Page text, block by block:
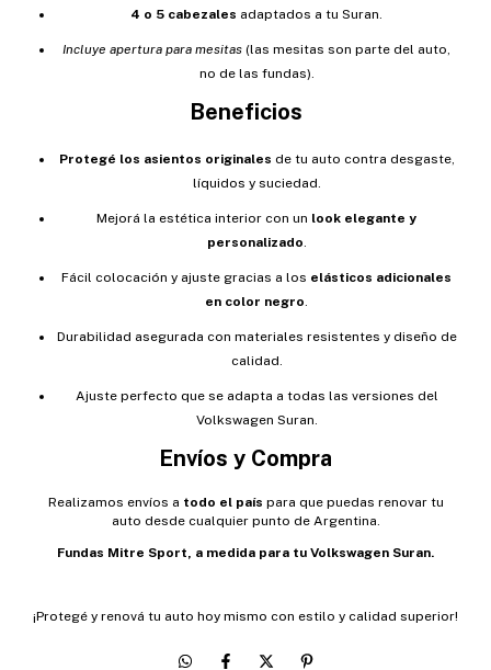
4 o 5 cabezales adaptados a tu Suran.
Incluye apertura para mesitas (las mesitas son parte del auto,
no de las fundas).
Beneficios
Protegé los asientos originales de tu auto contra desgaste,
líquidos y suciedad.
Mejorá la estética interior con un look elegante y
personalizado
Fácil colocación y ajuste gracias a los elásticos adicionales
en color negro
Durabilidad asegurada con materiales resistentes y diseño de
calidad.
Ajuste perfecto que se adapta a todas las versiones del
Volkswagen Suran.
Envíos y Compra
Realizamos envíos a todo el país para que puedas renovar tu
auto desde cualquier punto de Argentina.
Fundas Mitre Sport, a medida para tu Volkswagen Suran.
¡Protegé y renová tu auto hoy mismo con estilo y calidad superior!